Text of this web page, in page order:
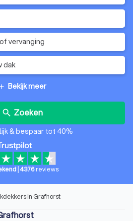
vervanging
dak
Bekijk meer
search Zoeken
& bespaar tot 40%
4376reviews
in Grafhorst